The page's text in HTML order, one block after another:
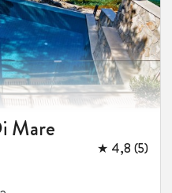
Mare
★ 4,8 (5)